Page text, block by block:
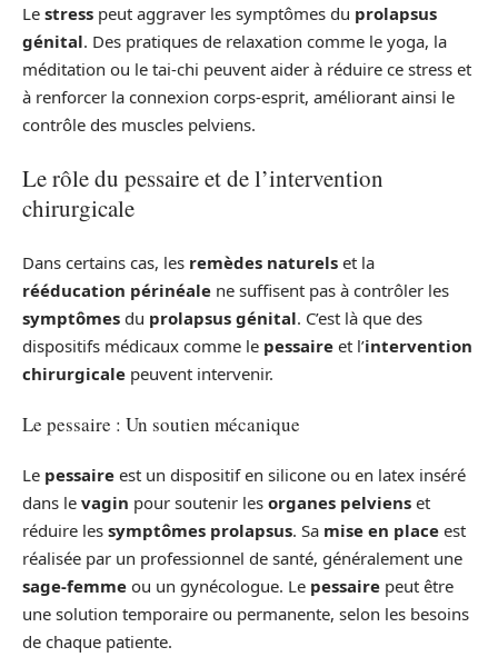
Le stress peut aggraver les symptômes du prolapsus
génital. Des pratiques de relaxation comme le yoga, la
méditation ou le tai-chi peuvent aider à réduire ce stress et
à renforcer la connexion corps-esprit, améliorant ainsi le
contrôle des muscles pelviens.
Le rôle du pessaire et de l’intervention
chirurgicale
Dans certains cas, les remèdes naturels et la
rééducation périnéale ne suffisent pas à contrôler les
symptômes du prolapsus génital. C’est là que des
dispositifs médicaux comme le pessaire et l’intervention
chirurgicale peuvent intervenir.
Le pessaire : Un soutien mécanique
Le pessaire est un dispositif en silicone ou en latex inséré
dans le vagin pour soutenir les organes pelviens et
réduire les symptômes prolapsus. Sa mise en place est
réalisée par un professionnel de santé, généralement une
sage-femme ou un gynécologue. Le pessaire peut être
une solution temporaire ou permanente, selon les besoins
de chaque patiente.